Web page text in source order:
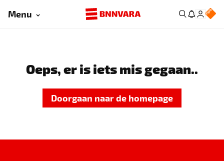
Menu
Oeps, er is iets mis gegaan..
Doorgaan naar de homepage